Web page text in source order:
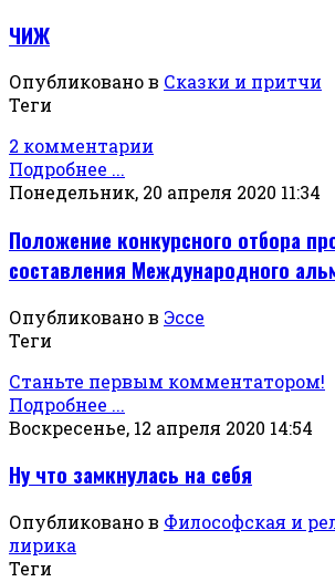
ЧИЖ
Опубликовано в Сказки и притчи
Теги
2 комментарии
Подробнее ...
Понедельник, 20 апреля 2020 11:34
Положение конкурсного отбора
составления Международного
Опубликовано в Эссе
Теги
Станьте первым комментатором!
Подробнее ...
Воскресенье, 12 апреля 2020 14:54
Ну что замкнулась на себя
Опубликовано в Философская и
лирика
Теги